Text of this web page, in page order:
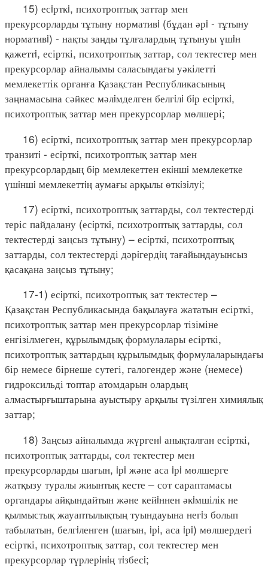
15) есiрткi, психотроптық заттар мен
прекурсорларды тұтыну нормативi (бұдан әрi - тұтыну
нормативi) - нақты заңды тұлғалардың тұтынуы үшiн
қажеттi, есірткі, психотроптық заттар, сол тектестер мен
прекурсорлар айналымы саласындағы уәкілетті
мемлекеттік органға Қазақстан Республикасының
заңнамасына сәйкес мәлiмделген белгiлi бiр есiрткi,
психотроптық заттар мен прекурсорлар мөлшері;
16) есiрткi, психотроптық заттар мен прекурсорлар
транзитi - есiрткi, психотроптық заттар мен
прекурсорлардың бiр мемлекеттен екiншi мемлекетке
үшiншi мемлекеттiң аумағы арқылы өткiзiлуi;
17) есiрткi, психотроптық заттарды, сол тектестерді
теріс пайдалану (есiрткi, психотроптық заттарды, сол
тектестерді заңсыз тұтыну) – есiрткi, психотроптық
заттарды, сол тектестерді дәрiгердiң тағайындауынсыз
қасақана заңсыз тұтыну;
17-1) есiрткi, психотроптық зат тектестер –
Қазақстан Республикасында бақылауға жататын есірткі,
психотроптық заттар мен прекурсорлар тізіміне
енгізілмеген, құрылымдық формулалары есірткі,
психотроптық заттардың құрылымдық формулаларындағы
бір немесе бірнеше сутегі, галогендер және (немесе)
гидроксильді топтар атомдарын олардың
алмастырғыштарына ауыстыру арқылы түзілген химиялық
заттар;
18) Заңсыз айналымда жүргенi анықталған есірткі,
психотроптық заттарды, сол тектестер мен
прекурсорларды шағын, iрi және аса iрi мөлшерге
жатқызу туралы жиынтық кесте – сот сараптамасы
органдары айқындайтын және кейiннен әкiмшілік не
қылмыстық жауаптылықтың туындауына негiз болып
табылатын, белгiленген (шағын, iрi, аса iрi) мөлшердегі
есірткі, психотроптық заттар, сол тектестер мен
прекурсорлар түрлерiнiң тiзбесi;